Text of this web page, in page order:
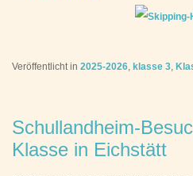
Veröffentlicht in 2025-2026, klasse 3,
Schullandheim-
Klasse in Eichstätt